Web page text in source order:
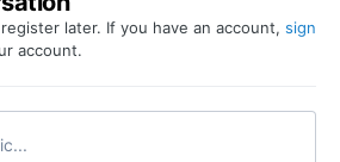
later. If you have an account, sign
account.